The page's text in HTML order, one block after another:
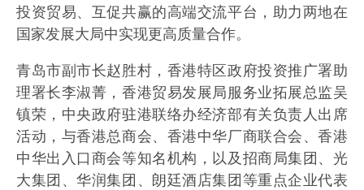
投资贸易、互促共赢的高端交流平台，助力两地在
国家发展大局中实现更高质量合作。
青岛市副市长赵胜村，香港特区政府投资推广署助
理署长李淑菁，香港贸易发展局服务业拓展总监吴
镇荣，中央政府驻港联络办经济部有关负责人出席
活动，与香港总商会、香港中华厂商联合会、香港
中华出入口商会等知名机构，以及招商局集团、光
大集团、华润集团、朗廷酒店集团等重点企业代表